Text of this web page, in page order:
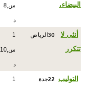
البيضاء،
س,8
د
أنثى لا
تتكرر
30 الرياض 1
س,10
د
التوليب 22جدة 1